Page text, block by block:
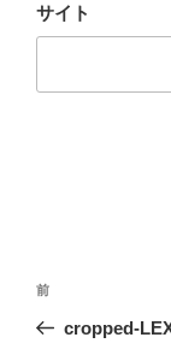
サイト
投
ナ
前
の
前
cropped-